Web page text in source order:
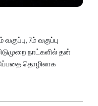
7ம் வகுப்பு
நாட்களில் தன்
தொழிலாக